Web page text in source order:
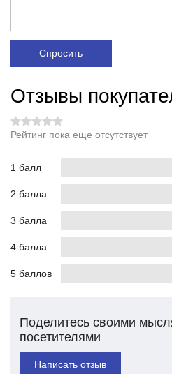
Спросить
Отзывы
Рейтинг пока еще отсутствует
1 балл
2 балла
3 балла
4 балла
5 баллов
Поделитесь своими
посетителями
Написать отзыв